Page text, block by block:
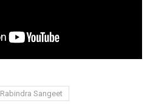
Rabindra Sangeet